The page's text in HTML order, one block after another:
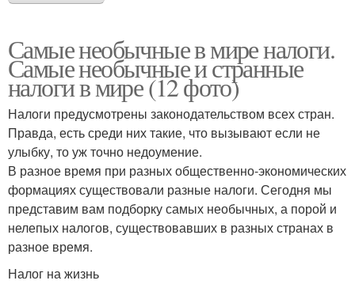
Самые необычные в мире налоги.
Самые необычные и странные
налоги в мире (12 фото)
Налоги предусмотрены законодательством всех стран.
Правда, есть среди них такие, что вызывают если не
улыбку, то уж точно недоумение.
В разное время при разных общественно-экономических
формациях существовали разные налоги. Сегодня мы
представим вам подборку самых необычных, а порой и
нелепых налогов, существовавших в разных странах в
разное время.
Налог на жизнь